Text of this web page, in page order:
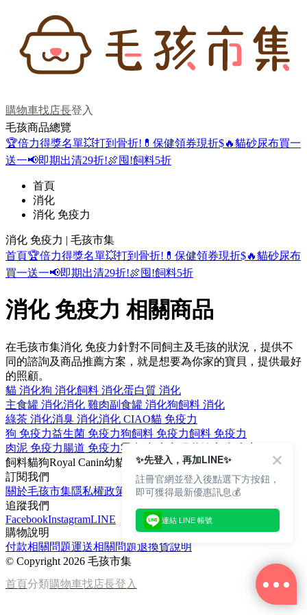
購物車找店長登入
毛孩商品總覽
🏆倍力得獎名單💥打到骨折! 💊保健領券現折$🔥貓砂尿布買一
送一📢即期出清29折!🍖囤!飼料5折
首頁
消化
消化 免疫力
消化 免疫力 | 毛孩市集
首頁🏆倍力得獎名單💥打到骨折! 💊保健領券現折$🔥貓砂尿布
買一送一📢即期出清29折!🍖囤!飼料5折
消化 免疫力 相關商品
在毛孩市集消化 免疫力針對不同飼主及毛孩的狀況，提供不
同的諮詢及商品推薦方案，就是想要為你家的寶貝，提供最好
的照顧。
貓 消化狗 消化飼料 消化蛋白質 消化
主食罐 消化消化 雞肉副食罐 消化狗飼料 消化
綠茶 消化消臭 消化消化 CIAO貓 免疫力
狗 免疫力益生菌 免疫力狗飼料 免疫力飼料 免疫力
肉泥 免疫力腸道 免疫力零食 免疫力
飼料貓狗Royal Canin幼貓
訂閱我們
關於毛孩市集隱私權政策
文章
追蹤我們
FacebookInstagramLINE
購物說明
付款相關問題運送相關問題退換貨說明
© Copyright 2026 毛孩市集
首頁分類購物車找店長登入
✨先登入，再加LINE✨
註冊官網並登入後點選下方按鈕，
即可獲得最新優惠訊息💰
連結 LINE 帳號